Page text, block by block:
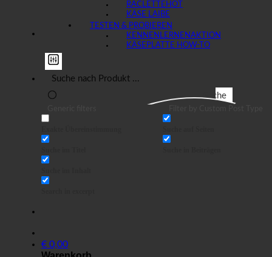
Suche
€ 0,00
RACLETTE
KÄSE LAIBE
TESTEN & PROBIEREN
KENNENLERNEN
KÄSEPLATTE HOW-TO